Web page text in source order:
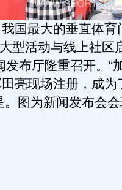
最大的垂直体育
大型活动与线上社区
布厅隆重召开。“
亮现场注册，成为
。图为新闻发布会